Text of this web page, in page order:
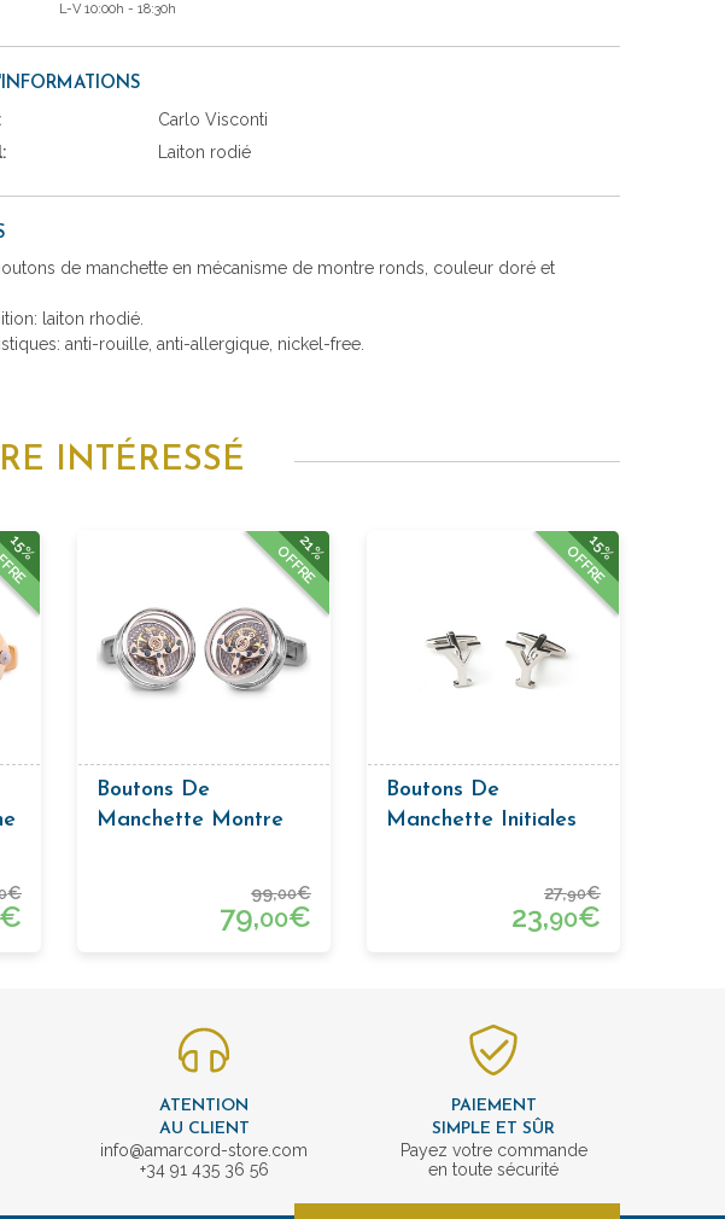
L-V 10:00h - 18:30h
Carlo Visconti
Laiton rodié
de manchette en mécanisme de montre ronds, couleur doré et
laiton rhodié.
anti-rouille, anti-allergique, nickel-free.
INTÉRESSÉ
15%
€
€
21%
OFFRE
Boutons De
Manchette Montre
99,00€
79,00€
15%
OFFRE
Boutons De
Manchette Initiales
27,90€
23,90€
ATENTION
AU CLIENT
info@amarcord-store.com
+34 91 435 36 56
PAIEMENT
SIMPLE ET SÛR
Payez votre commande
en toute sécurité